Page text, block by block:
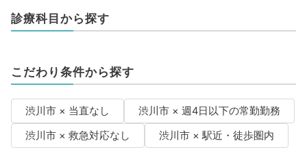
診療科目から探す
こだわり条件から探す
渋川市 × 当直なし
渋川市 × 週4日以下の常勤勤務
渋川市 × 救急対応なし
渋川市 × 駅近・徒歩圏内